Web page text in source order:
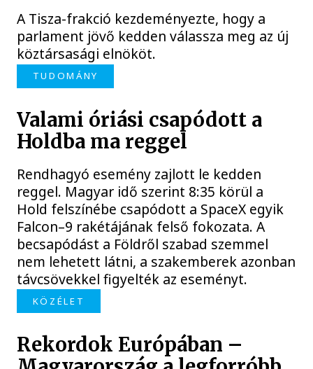
A Tisza-frakció kezdeményezte, hogy a
parlament jövő kedden válassza meg az új
köztársasági elnököt.
TUDOMÁNY
Valami óriási csapódott a
Holdba ma reggel
Rendhagyó esemény zajlott le kedden
reggel. Magyar idő szerint 8:35 körül a
Hold felszínébe csapódott a SpaceX egyik
Falcon–9 rakétájának felső fokozata. A
becsapódást a Földről szabad szemmel
nem lehetett látni, a szakemberek azonban
távcsövekkel figyelték az eseményt.
KÖZÉLET
Rekordok Európában –